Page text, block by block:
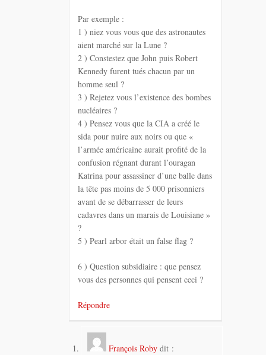
Par exemple :
1 ) niez vous vous que des astronautes
aient marché sur la Lune ?
2 ) Constestez que John puis Robert
Kennedy furent tués chacun par un
homme seul ?
3 ) Rejetez vous l’existence des bombes
nucléaires ?
4 ) Pensez vous que la CIA a créé le
sida pour nuire aux noirs ou que «
l’armée américaine aurait profité de la
confusion régnant durant l’ouragan
Katrina pour assassiner d’une balle dans
la tête pas moins de 5 000 prisonniers
avant de se débarrasser de leurs
cadavres dans un marais de Louisiane »
?
5 ) Pearl arbor était un false flag ?
6 ) Question subsidiaire : que pensez
vous des personnes qui pensent ceci ?
Répondre
François Roby dit :